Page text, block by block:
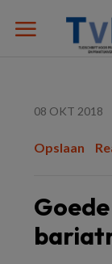
08 OKT 2018
Opslaan